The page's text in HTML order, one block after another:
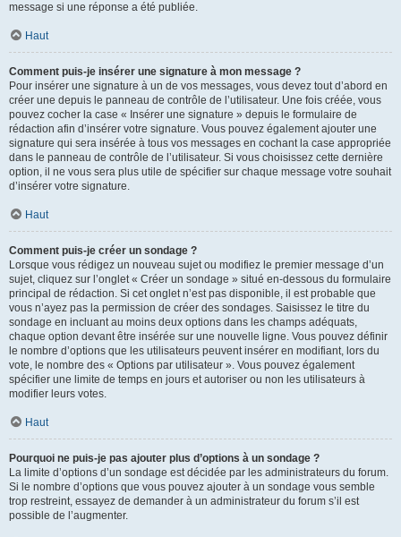
message si une réponse a été publiée.
Haut
Comment puis-je insérer une signature à mon message ?
Pour insérer une signature à un de vos messages, vous devez tout d’abord en
créer une depuis le panneau de contrôle de l’utilisateur. Une fois créée, vous
pouvez cocher la case « Insérer une signature » depuis le formulaire de
rédaction afin d’insérer votre signature. Vous pouvez également ajouter une
signature qui sera insérée à tous vos messages en cochant la case appropriée
dans le panneau de contrôle de l’utilisateur. Si vous choisissez cette dernière
option, il ne vous sera plus utile de spécifier sur chaque message votre souhait
d’insérer votre signature.
Haut
Comment puis-je créer un sondage ?
Lorsque vous rédigez un nouveau sujet ou modifiez le premier message d’un
sujet, cliquez sur l’onglet « Créer un sondage » situé en-dessous du formulaire
principal de rédaction. Si cet onglet n’est pas disponible, il est probable que
vous n’ayez pas la permission de créer des sondages. Saisissez le titre du
sondage en incluant au moins deux options dans les champs adéquats,
chaque option devant être insérée sur une nouvelle ligne. Vous pouvez définir
le nombre d’options que les utilisateurs peuvent insérer en modifiant, lors du
vote, le nombre des « Options par utilisateur ». Vous pouvez également
spécifier une limite de temps en jours et autoriser ou non les utilisateurs à
modifier leurs votes.
Haut
Pourquoi ne puis-je pas ajouter plus d’options à un sondage ?
La limite d’options d’un sondage est décidée par les administrateurs du forum.
Si le nombre d’options que vous pouvez ajouter à un sondage vous semble
trop restreint, essayez de demander à un administrateur du forum s’il est
possible de l’augmenter.